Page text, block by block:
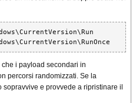
i payload secondari in
percorsi randomizzati. Se la
e provvede a ripristinare il